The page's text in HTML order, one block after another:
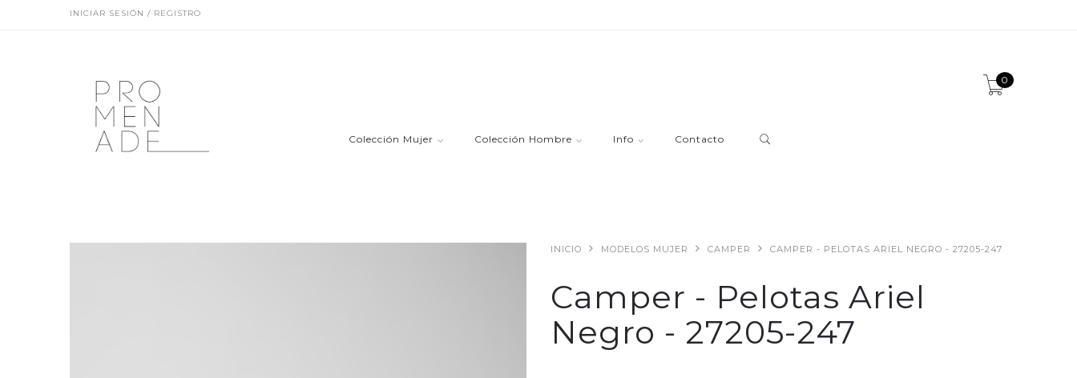
INICIAR SESIÓN / REGISTRO
0
Colección Mujer Colección Hombre Info Contacto
INICIO MODELOS MUJER CAMPER CAMPER - PELOTAS ARIEL NEGRO - 27205-247
Camper - Pelotas Ariel
Negro - 27205-247